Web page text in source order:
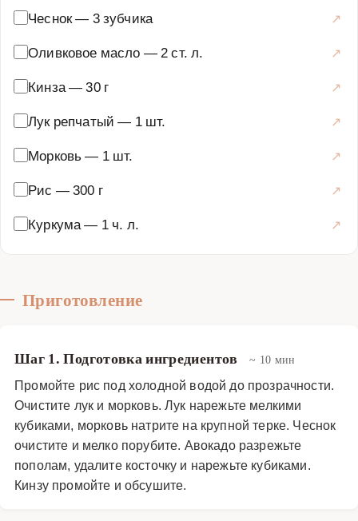
Чеснок— 3 зубчика
Оливковое масло — 2 ст. л.
Кинза—30 г
Лук репчатый — 1 шт.
Морковь — 1 шт.
Рис —300 г
Куркума— 1 ч. л.
Приготовление
Шаг 1. Подготовка ингредиентов ~ 10 мин
Промойте рис под холодной водой до прозрачности.
Очистите лук и морковь. Лук нарежьте мелкими
кубиками, морковь натрите на крупной терке. Чеснок
очистите и мелко порубите. Авокадо разрежьте
пополам, удалите косточку и нарежьте кубиками.
Кинзу промойте и обсушите.